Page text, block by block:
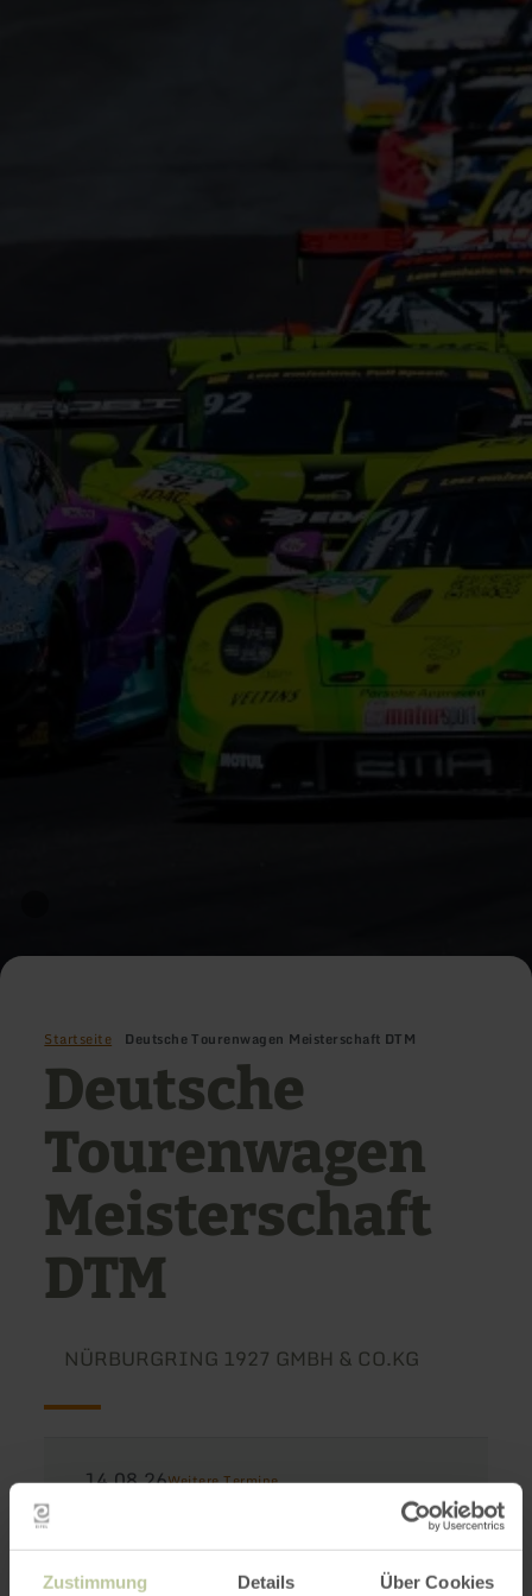
Zustimmung Details Über Cookies
Startseite Deutsche Tourenwagen Meisterschaft DTM
Deutsche
Tourenwagen
Meisterschaft
DTM
NÜRBURGRING 1927 GMBH & CO.KG
14.08.26Weitere Termine